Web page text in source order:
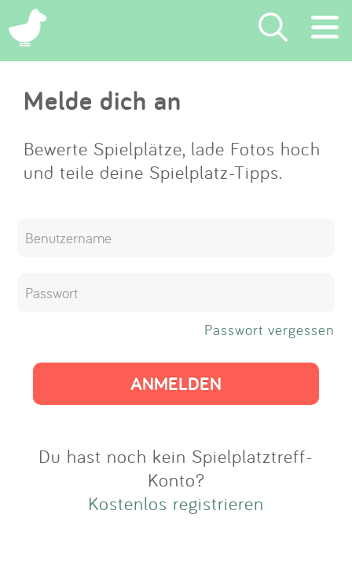
×
Suchen
Eintragen
App
Melde dich an
Bewerte Spielplätze, lade Fotos hoch
und teile deine Spielplatz-Tipps.
Passwort vergessen
Du hast noch kein Spielplatztreff-
Konto?
Kostenlos registrieren